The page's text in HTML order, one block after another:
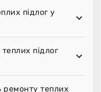
підлог у
підлог
ремонту теплих